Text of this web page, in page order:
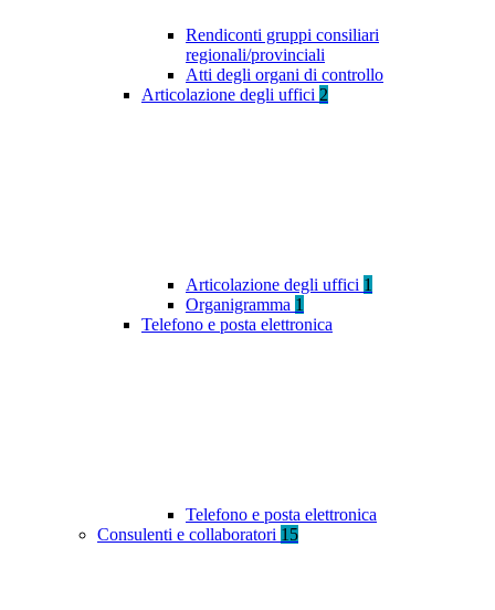
Rendiconti gruppi consiliari
regionali/provinciali
Atti degli organi di controllo
Articolazione degli uffici 2
Articolazione degli uffici 1
Organigramma 1
Telefono e posta elettronica
Telefono e posta elettronica
Consulenti e collaboratori 15